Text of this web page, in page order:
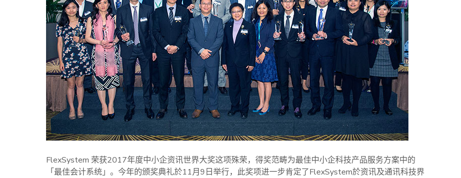
FlexSystem 荣获2017年度中小企资讯世界大奖这项殊荣，得奖范畴为最佳中小企科技产品服务方案中的
「最佳会计系统」。今年的颁奖典礼於11月9日举行，此奖项进一步肯定了FlexSystem於资讯及通讯科技界